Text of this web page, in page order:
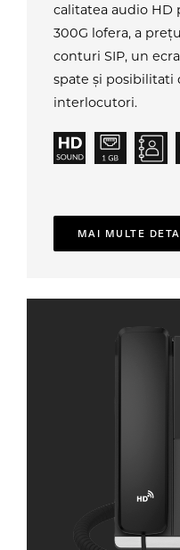
calitatea audio HD
300G lofera, a
conturi SIP, un
spate și posibilitati
interlocutori.
MAI MULTE